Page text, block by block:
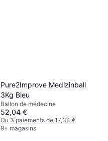
Pure2Improve Medizinball
3Kg Bleu
Ballon de médecine
52,04 €
Ou 3 paiements de 17,34 €
9+ magasins